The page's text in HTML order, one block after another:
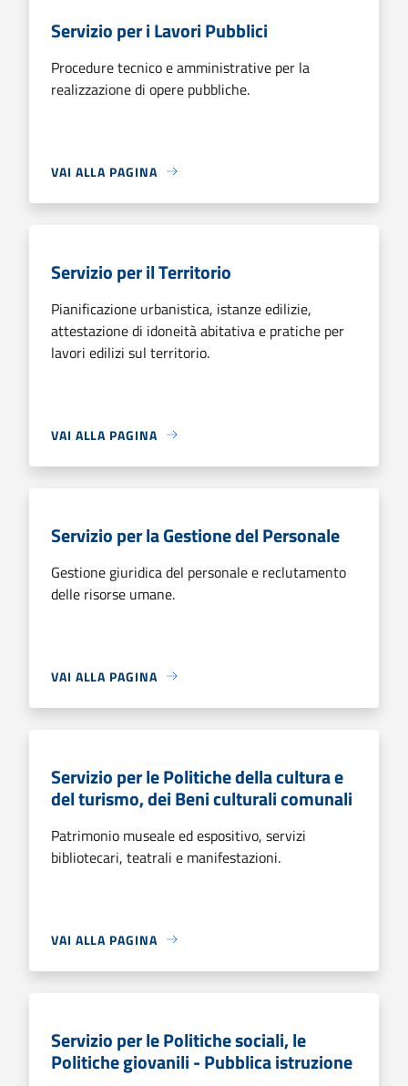
Servizio per i Lavori Pubblici
Procedure tecnico e amministrative per la
realizzazione di opere pubbliche.
VAI ALLA PAGINA
Servizio per il Territorio
Pianificazione urbanistica, istanze edilizie,
attestazione di idoneità abitativa e pratiche per
lavori edilizi sul territorio.
VAI ALLA PAGINA
Servizio per la Gestione del Personale
Gestione giuridica del personale e reclutamento
delle risorse umane.
VAI ALLA PAGINA
Servizio per le Politiche della cultura e
del turismo, dei Beni culturali comunali
Patrimonio museale ed espositivo, servizi
bibliotecari, teatrali e manifestazioni.
VAI ALLA PAGINA
Servizio per le Politiche sociali, le
Politiche giovanili - Pubblica istruzione